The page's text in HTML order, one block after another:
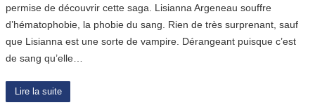
permise de découvrir cette saga. Lisianna Argeneau souffre
d’hématophobie, la phobie du sang. Rien de très surprenant, sauf
que Lisianna est une sorte de vampire. Dérangeant puisque c’est
de sang qu’elle…
Lire la suite